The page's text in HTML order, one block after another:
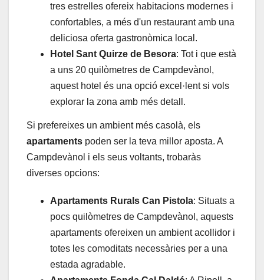
tres estrelles ofereix habitacions modernes i
confortables, a més d'un restaurant amb una
deliciosa oferta gastronòmica local.
Hotel Sant Quirze de Besora: Tot i que està
a uns 20 quilòmetres de Campdevànol,
aquest hotel és una opció excel·lent si vols
explorar la zona amb més detall.
Si prefereixes un ambient més casolà, els
apartaments poden ser la teva millor aposta. A
Campdevànol i els seus voltants, trobaràs
diverses opcions:
Apartaments Rurals Can Pistola: Situats a
pocs quilòmetres de Campdevànol, aquests
apartaments ofereixen un ambient acollidor i
totes les comoditats necessàries per a una
estada agradable.